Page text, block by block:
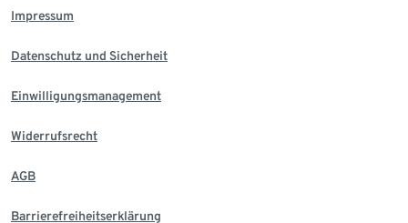
Impressum
Datenschutz und Sicherheit
Einwilligungsmanagement
Widerrufsrecht
AGB
Barrierefreiheitserklärung